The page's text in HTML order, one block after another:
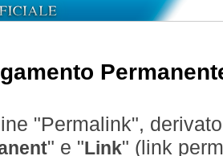
"Permalink",
" e " Link" (link